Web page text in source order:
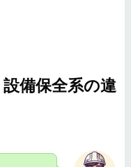
備保全系の違